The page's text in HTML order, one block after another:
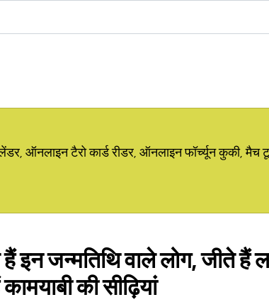
ऑनलाइन टैरो कार्ड रीडर, ऑनलाइन फॉर्च्यून कुकी, मैच
इन जन्मतिथि वाले लोग, जीते हैं
की सीढ़ियां